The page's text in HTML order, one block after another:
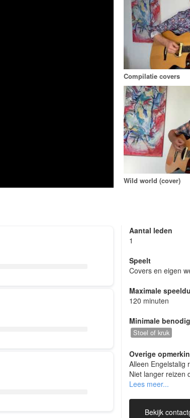
Compilatie covers
Wild world (cover)
Aantal leden
1
Speelt
Covers en eigen
Maximale
120 minuten
Minimale
Stoel of kruk
Overige
Alleen Engelstalig
Niet langer reizen
Prijs afhankelijk
Bekijk